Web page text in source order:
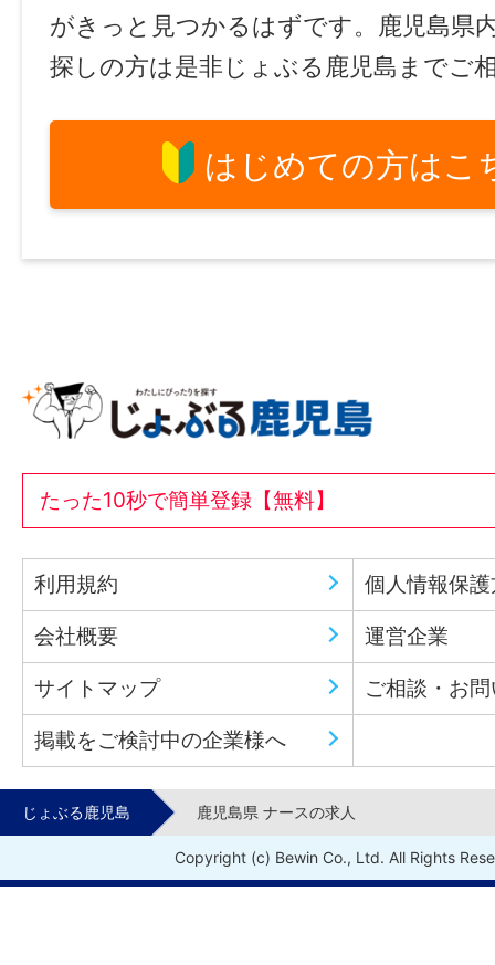
がきっと見つかるはずです。鹿児島県
探しの方は是非じょぶる鹿児島までご
はじめての方はこ
たった10秒で簡単登録【無料】
利用規約 個人情報保
会社概要 運営企業
サイトマップ ご相談・お
掲載をご検討中の企業様へ
じょぶる鹿児島 鹿児島県 ナースの求人
Copyright (c) Bewin Co., Ltd. All Rights